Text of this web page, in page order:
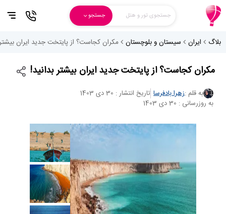
جستجوی تور و هتل جستجو
بلاگ ایران سیستان و بلوچستان مکران کجاست؟ از پایتخت جدید ایران بیشتر
مکران کجاست؟ از پایتخت جدید ایران بیشتر بدانید!
به قلم :زهرا بادفرسا تاریخ انتشار : 30 دی 1403
به روزرسانی : 30 دی 1403